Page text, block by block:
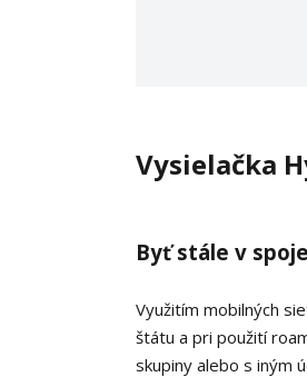
Vysielačka
Byť stále v
Využitím mobilných
štátu a pri použití
skupiny alebo s iným